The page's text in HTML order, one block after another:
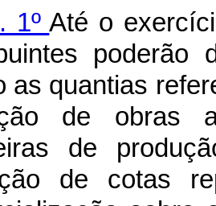
1ºAté o
poderão
as quantias
de obras
de
de cotas